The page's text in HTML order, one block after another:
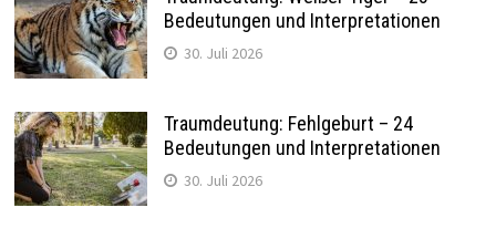
Bedeutungen und Interpretationen
30. Juli 2026
Traumdeutung: Fehlgeburt – 24
Bedeutungen und Interpretationen
30. Juli 2026